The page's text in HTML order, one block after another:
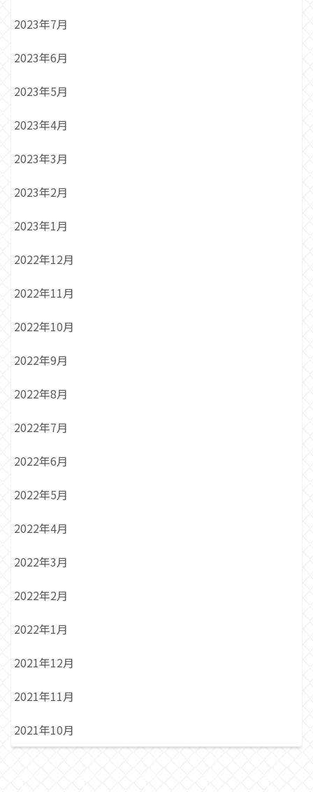
2023年7月
2023年6月
2023年5月
2023年4月
2023年3月
2023年2月
2023年1月
2022年12月
2022年11月
2022年10月
2022年9月
2022年8月
2022年7月
2022年6月
2022年5月
2022年4月
2022年3月
2022年2月
2022年1月
2021年12月
2021年11月
2021年10月